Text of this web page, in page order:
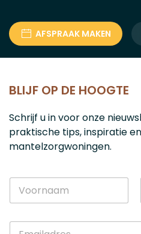
AFSPRAAK MAKEN
BLIJF OP DE HOOGTE
Schrijf u in voor onze
praktische tips, inspiratie
mantelzorgwoningen.
*
a
N
a
Voornaam
E